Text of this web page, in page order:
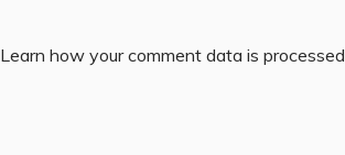
Learn how your comment data is processed.